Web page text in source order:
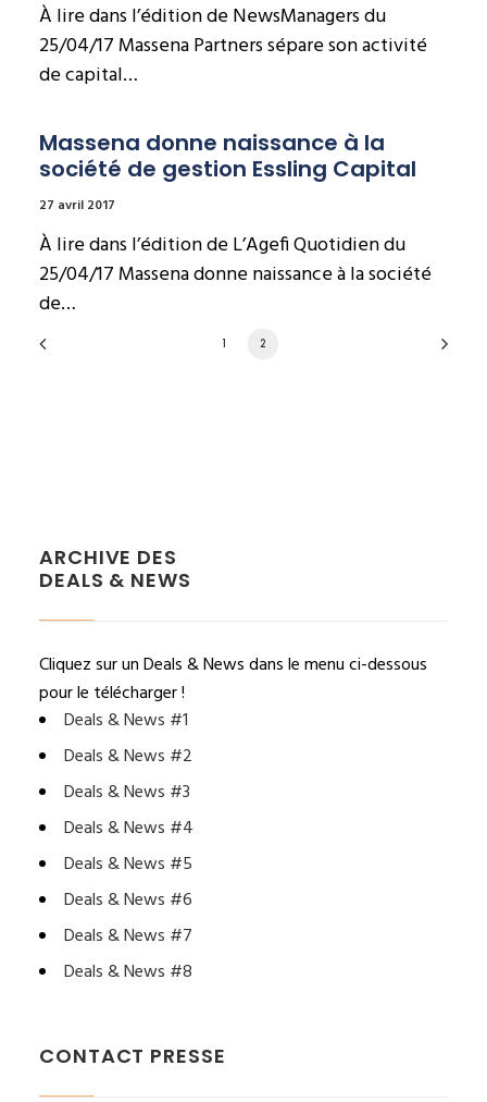
À lire dans l’édition de NewsManagers du
25/04/17 Massena Partners sépare son activité
de capital…
Massena donne naissance à la
société de gestion Essling Capital
27 avril 2017
À lire dans l’édition de L’Agefi Quotidien du
25/04/17 Massena donne naissance à la société
de…
1 2
ARCHIVE DES
DEALS & NEWS
Cliquez sur un Deals & News dans le menu ci-dessous
pour le télécharger !
Deals & News #1
Deals & News #2
Deals & News #3
Deals & News #4
Deals & News #5
Deals & News #6
Deals & News #7
Deals & News #8
CONTACT PRESSE